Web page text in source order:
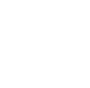
(Две
Как
Как